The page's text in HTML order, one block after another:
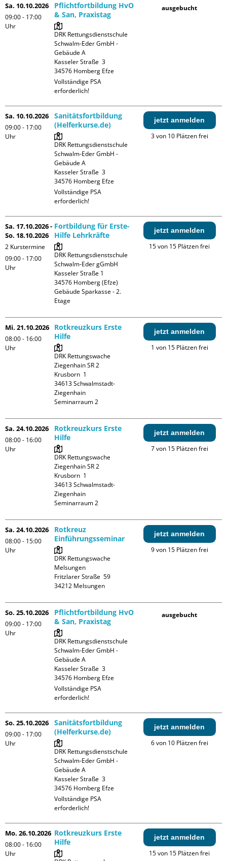
Sa. 10.10.2026
09:00 - 17:00
Uhr
Pflichtfortbildung HvO
& San, Praxistag
DRK Rettungsdienstschule
Schwalm-Eder GmbH -
Gebäude A
Kasseler Straße  3
Vollständige PSA
erforderlich!
ausgebucht
Sa. 10.10.2026
09:00 - 17:00
Uhr
Sanitätsfortbildung
(Helferkurse.de)
DRK Rettungsdienstschule
Schwalm-Eder GmbH -
Gebäude A
Kasseler Straße  3
Vollständige PSA
erforderlich!
jetzt anmelden
3 von 10 Plätzen frei
Sa. 17.10.2026 -
So. 18.10.2026
2 Kurstermine
09:00 - 17:00
Uhr
Fortbildung für Erste-
Hilfe Lehrkräfte
DRK Rettungsdienstschule
Schwalm-Eder gGmbH
Kasseler Straße 1
34576 Homberg (Efze)
Gebäude Sparkasse - 2.
Etage
jetzt anmelden
15 von 15 Plätzen frei
Mi. 21.10.2026
08:00 - 16:00
Uhr
Rotkreuzkurs Erste
Hilfe
DRK Rettungswache
Ziegenhain SR 2
Krusborn  1
34613 Schwalmstadt-
Ziegenhain
Seminarraum 2
jetzt anmelden
1 von 15 Plätzen frei
Sa. 24.10.2026
08:00 - 16:00
Uhr
Rotkreuzkurs Erste
Hilfe
DRK Rettungswache
Ziegenhain SR 2
Krusborn  1
34613 Schwalmstadt-
Ziegenhain
Seminarraum 2
jetzt anmelden
7 von 15 Plätzen frei
Sa. 24.10.2026
08:00 - 15:00
Uhr
Rotkreuz
Einführungsseminar
DRK Rettungswache
Melsungen
Fritzlarer Straße  59
jetzt anmelden
9 von 15 Plätzen frei
So. 25.10.2026
09:00 - 17:00
Uhr
Pflichtfortbildung HvO
& San, Praxistag
DRK Rettungsdienstschule
Schwalm-Eder GmbH -
Gebäude A
Kasseler Straße  3
Vollständige PSA
erforderlich!
ausgebucht
So. 25.10.2026
09:00 - 17:00
Uhr
Sanitätsfortbildung
(Helferkurse.de)
DRK Rettungsdienstschule
Schwalm-Eder GmbH -
Gebäude A
Kasseler Straße  3
Vollständige PSA
erforderlich!
jetzt anmelden
6 von 10 Plätzen frei
Mo. 26.10.2026
08:00 - 16:00
Uhr
Rotkreuzkurs Erste
Hilfe
jetzt anmelden
15 von 15 Plätzen frei